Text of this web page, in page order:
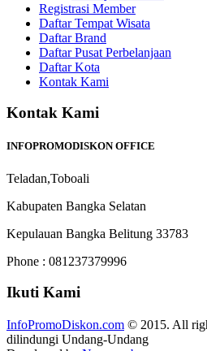
Registrasi Member
Daftar Tempat Wisata
Daftar Brand
Daftar Pusat Perbelanjaan
Daftar Kota
Kontak Kami
Kontak Kami
INFOPROMODISKON OFFICE
Teladan,Toboali
Kabupaten Bangka Selatan
Kepulauan Bangka Belitung 33783
Phone : 081237379996
Ikuti Kami
InfoPromoDiskon.com © 2015. All
dilindungi Undang-Undang